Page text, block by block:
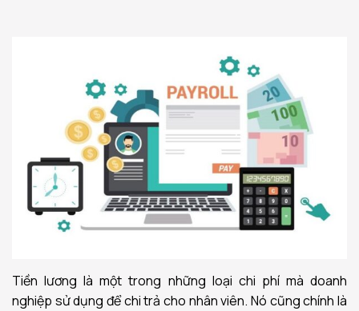
Tiền lương là một trong những loại chi phí mà doanh
nghiệp sử dụng để chi trả cho nhân viên. Nó cũng chính là